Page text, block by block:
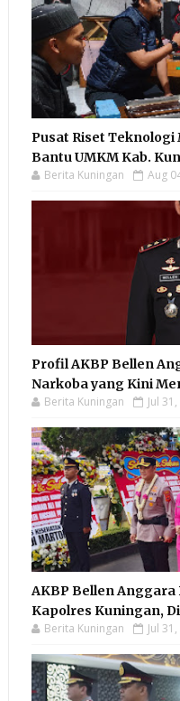
Pusat Riset
Bantu UMKM Kab.
Berita Kuningan Aug
Profil AKBP Bellen
Narkoba yang Kini
Berita Kuningan Jul
AKBP Bellen Anggara
Kapolres Kuningan,
Berita Kuningan Jul